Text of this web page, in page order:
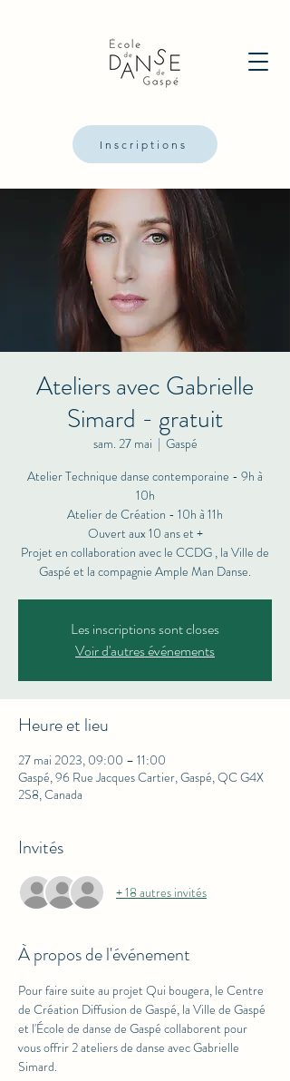
Inscriptions
Ateliers avec Gabrielle
Simard - gratuit
sam. 27 mai
  |
Gaspé
Atelier Technique danse contemporaine - 9h à
10h
Atelier de Création - 10h à 11h
Ouvert aux 10 ans et +
Projet en collaboration avec le CCDG , la Ville de
Gaspé et la compagnie Ample Man Danse.
Les inscriptions sont closes
Voir d'autres événements
Heure et lieu
27 mai 2023, 09:00 – 11:00
Gaspé, 96 Rue Jacques Cartier, Gaspé, QC G4X
2S8, Canada
Invités
+ 18 autres invités
À propos de l'événement
Pour faire suite au projet Qui bougera, le Centre
de Création Diffusion de Gaspé, la Ville de Gaspé
et l'École de danse de Gaspé collaborent pour
vous offrir 2 ateliers de danse avec Gabrielle
Simard.